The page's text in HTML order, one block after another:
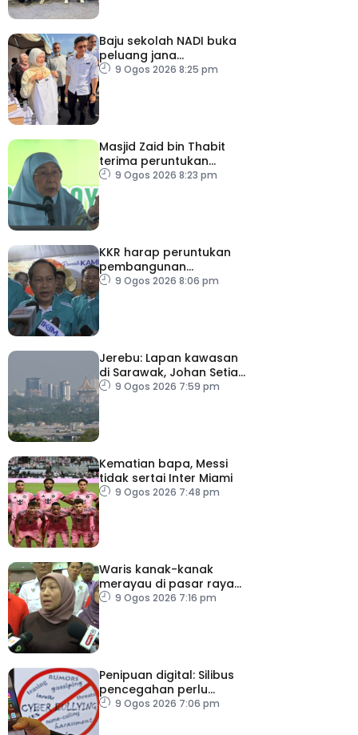
Baju sekolah NADI buka
peluang jana
pendapatan, bantu
9 Ogos 2026 8:25 pm
Masjid Zaid bin Thabit
terima peruntukan
RM100,000
9 Ogos 2026 8:23 pm
KKR harap peruntukan
pembangunan
ditingkatkan
9 Ogos 2026 8:06 pm
Jerebu: Lapan kawasan
di Sarawak, Johan Setia
di Selangor catat IPU
9 Ogos 2026 7:59 pm
Kematian bapa, Messi
tidak sertai Inter Miami
9 Ogos 2026 7:48 pm
Waris kanak-kanak
merayau di pasar raya
Terengganu diminta
9 Ogos 2026 7:16 pm
Penipuan digital: Silibus
pencegahan perlu
diperkenalkan – PPIM
9 Ogos 2026 7:06 pm